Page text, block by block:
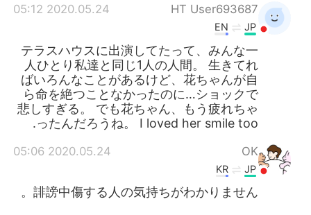
HT User693687
2020.05.24 05:12
JP
EN
テラスハウスに出演してたって、みんな一
人ひとり私達と同じ1人の人間。 生きてれ
ばいろんなことがあるけど、花ちゃんが自
ら命を絶つことなかったのに…ショックで
悲しすぎる。 でも花ちゃん、もう疲れちゃ
ったんだろうね。 I loved her smile too.
OK
2020.05.24 05:06
JP
KR
誹謗中傷する人の気持ちがわかりません。